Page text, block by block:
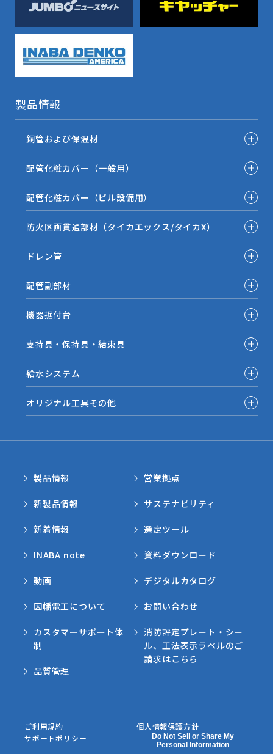
製品情報
銅管および保温材
配管化粧カバー（一般用）
配管化粧カバー（ビル設備用）
防火区画貫通部材（タイカエックス/タイカX）
ドレン管
配管副部材
機器据付台
支持具・保持具・結束具
給水システム
オリジナル工具その他
製品情報
新製品情報
新着情報
INABA note
動画
因幡電工について
カスタマーサポート体
制
品質管理
営業拠点
サステナビリティ
選定ツール
資料ダウンロード
デジタルカタログ
お問い合わせ
消防評定プレート・シー
ル、工法表示ラベルのご
請求はこちら
ご利用規約
個人情報保護方針
サポートポリシー
Do Not Sell or Share My
Personal Information